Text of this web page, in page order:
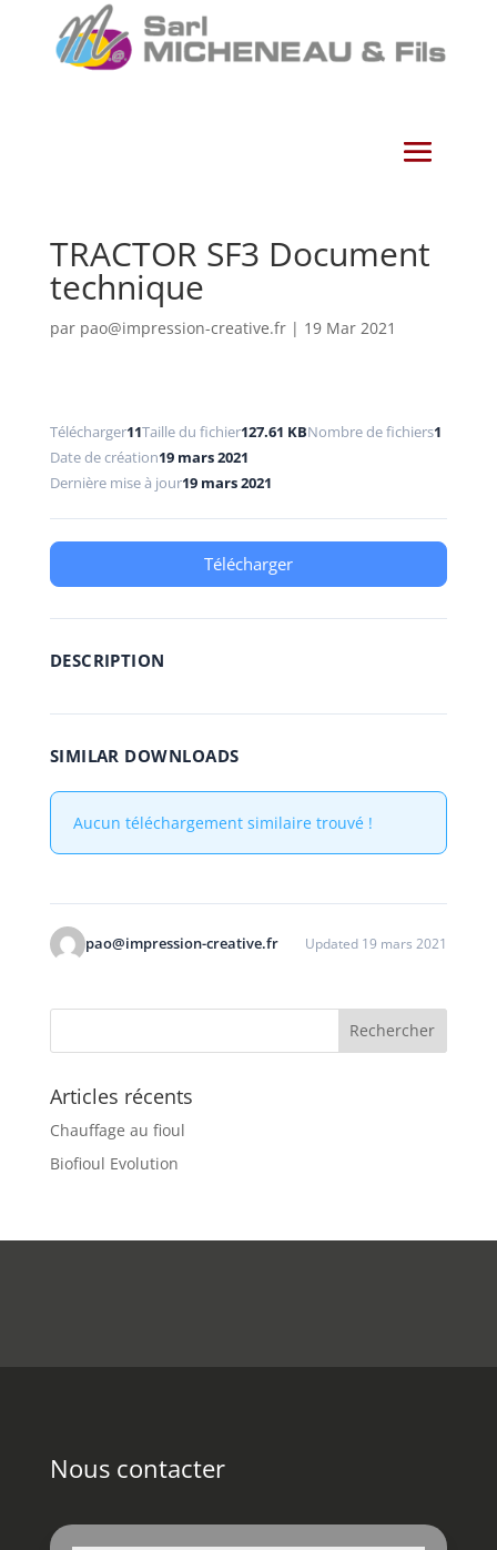
TRACTOR SF3 Document
technique
par pao@impression-creative.fr| 19 Mar 2021
Télécharger11Taille du fichier127.61 KBNombre de fichiers1
Date de création19 mars 2021
Dernière mise à jour19 mars 2021
Télécharger
DESCRIPTION
SIMILAR DOWNLOADS
Aucun téléchargement similaire trouvé !
pao@impression-creative.fr Updated 19 mars 2021
Articles récents
Chauffage au fioul
Biofioul Evolution
Nous contacter